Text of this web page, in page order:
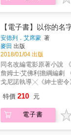
&hellip;&hellip; ◎愛的變奏曲│黃芳田──譯 愛
和生命一樣，是一首停不下
此刻的你並不知道自己要
會找到答案。 就在那一天，我在毫不知情的情
況下，進入了某人的人
也把他拉進了我的人生
才猜想他必然也曾經天人
多樣──自小與寂寞為伍
儔，出身貴族，人生最大
他是作曲家、模特兒、
了家族的一切：伯爵頭銜和財
心，因為這只提醒了他兩
無法拋開的責任。 還不等他適應，更大的挑戰
迎面而來&mdash;&mdash; 對那羞怯、有
鹿般棕眸的神祕女子有了
渴望了解她的一切，於是
望看她對他綻放笑靨，忍
的危險過去來襲，讓他們
&hellip;&hellip; & 她，究竟是誰？他能保護她
免受陰暗過往的威脅嗎？ 當愛情在謊言和祕
得具體而微， 他已經等她等了五十一年九個月
又四天&hellip;&hellip; & 費米娜沒有想過，一
起生活了大半輩子的丈夫
永別&mdash;&mdash;他
芒果樹上，試圖把牠抓
死。 失落與哀傷浸染著所有人的思緒，但費米
娜卻有著複雜的心情，
在喪禮中現身。他曾為她
的情書，她是他的花冠
實卻迫使費米娜放棄。 歷經戰禍與瘟疫，阿里
薩從一個窮困潦倒的少年
過他始終放不下對費米
【電子書】以你的名
安德列．艾席蒙 著
麥田 出版
2018/01/04 出版
同名改編電影原著小說 《墨利斯的情人》編導
詹姆士‧艾佛利擔綱編劇 《池畔迷情》盧卡格達
戈尼諾執導╳《紳士密令》
永金句╳作者親簽紀念 永誌不忘 給那一年的我
和你 給所有即將成為永恆的瞬間 ◆2007年《出
版人週刊》年度好書 ◆2007年《紐約時報》注
特價 210 元
電子書